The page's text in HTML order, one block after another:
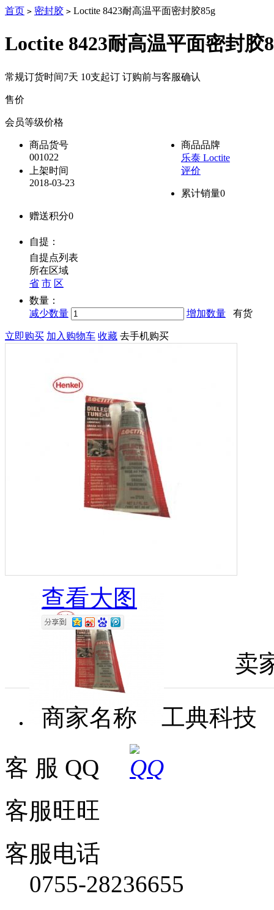
首页 > 密封胶 > Loctite 8423耐高温平面密封胶85g
Loctite 8423耐高温平面密封胶
常规订货时间7天 10支起订 订购前与客服确认
售价
会员等级价格
商品货号
001022
商品品牌
乐泰 Loctite
上架时间
2018-03-23
评价
累计销量0
赠送积分0
自提：
自提点列表
所在区域
省 市 区
数量：
减少数量
增加数量 有货
立即购买 加入购物车 收藏 去手机购买
查看大图
卖
商家名称 工典科技
客 服 QQ
客服旺旺
客服电话
0755-28236655